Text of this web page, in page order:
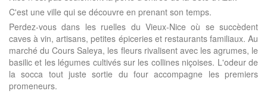
C'est une ville qui se découvre en prenant son temps.
Perdez-vous dans les ruelles du Vieux-Nice où se succèdent
caves à vin, artisans, petites épiceries et restaurants familiaux. Au
marché du Cours Saleya, les fleurs rivalisent avec les agrumes, le
basilic et les légumes cultivés sur les collines niçoises. L'odeur de
la socca tout juste sortie du four accompagne les premiers
promeneurs.